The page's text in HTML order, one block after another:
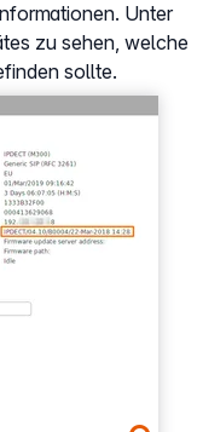
Unter
zu sehen, welche
sollte.